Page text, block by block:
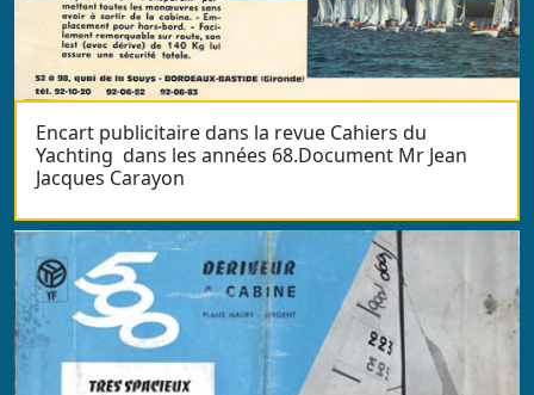
Encart publicitaire dans la revue Cahiers du
Yachting dans les années 68.Document Mr Jean
Jacques Carayon